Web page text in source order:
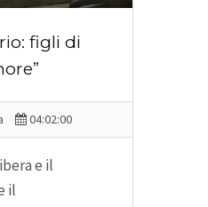
figli di
04:02:00
e il
il